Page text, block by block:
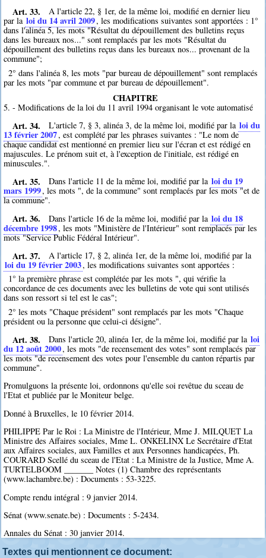
Art. 33.
A l'article 22, § 1er, de la même loi, modifié en dernier lieu
par la loi du 14 avril 2009, les modifications suivantes sont apportées : 1°
dans l'alinéa 5, les mots "Résultat du dépouillement des bulletins reçus
dans les bureaux nos..." sont remplacés par les mots "Résultat du
dépouillement des bulletins reçus dans les bureaux nos... provenant de la
commune";
2° dans l'alinéa 8, les mots "par bureau de dépouillement" sont remplacés
par les mots "par commune et par bureau de dépouillement".
CHAPITRE
5. - Modifications de la loi du 11 avril 1994 organisant le vote automatisé
Art. 34. L'article 7, § 3, alinéa 3, de la même loi, modifié par la loi du
13 février 2007, est complété par les phrases suivantes : "Le nom de
chaque candidat est mentionné en premier lieu sur l'écran et est rédigé en
majuscules. Le prénom suit et, à l'exception de l'initiale, est rédigé en
minuscules.".
Art. 35. Dans l'article 11 de la même loi, modifié par la loi du 19
mars 1999, les mots ", de la commune" sont remplacés par les mots "et de
la commune".
Art. 36. Dans l'article 16 de la même loi, modifié par la loi du 18
décembre 1998, les mots "Ministère de l'Intérieur" sont remplacés par les
mots "Service Public Fédéral Intérieur".
Art. 37. A l'article 17, § 2, alinéa 1er, de la même loi, modifié par la
loi du 19 février 2003, les modifications suivantes sont apportées :
1° la première phrase est complétée par les mots ", qui vérifie la
concordance de ces documents avec les bulletins de vote qui sont utilisés
dans son ressort si tel est le cas";
2° les mots "Chaque président" sont remplacés par les mots "Chaque
président ou la personne que celui-ci désigne".
Art. 38. Dans l'article 20, alinéa 1er, de la même loi, modifié par la loi
du 12 août 2000, les mots "de recensement des votes" sont remplacés par
les mots "de recensement des votes pour l'ensemble du canton répartis par
commune".
Promulguons la présente loi, ordonnons qu'elle soi revêtue du sceau de
l'Etat et publiée par le Moniteur belge.
Donné à Bruxelles, le 10 février 2014.
PHILIPPE Par le Roi : La Ministre de l'Intérieur, Mme J. MILQUET La
Ministre des Affaires sociales, Mme L. ONKELINX Le Secrétaire d'Etat
aux Affaires sociales, aux Familles et aux Personnes handicapées, Ph.
COURARD Scellé du sceau de l'Etat : La Ministre de la Justice, Mme A.
TURTELBOOM _______ Notes (1) Chambre des représentants
(www.lachambre.be) : Documents : 53-3225.
Compte rendu intégral : 9 janvier 2014.
Sénat (www.senate.be) : Documents : 5-2434.
Annales du Sénat : 30 janvier 2014.
Textes qui mentionnent ce document: